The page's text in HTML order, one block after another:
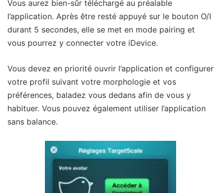
Vous aurez bien-sûr téléchargé au préalable
l’application. Après être resté appuyé sur le bouton O/I
durant 5 secondes, elle se met en mode pairing et
vous pourrez y connecter votre iDevice.
Vous devez en priorité ouvrir l’application et configurer
votre profil suivant votre morphologie et vos
préférences, baladez vous dedans afin de vous y
habituer. Vous pouvez également utiliser l’application
sans balance.